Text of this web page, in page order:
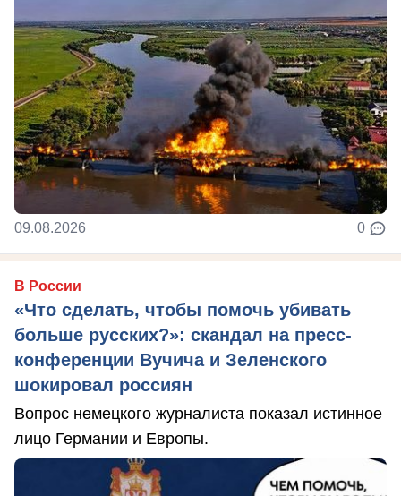
09.08.2026 0
В России
«Что сделать, чтобы помочь убивать
больше русских?»: скандал на пресс-
конференции Вучича и Зеленского
шокировал россиян
Вопрос немецкого журналиста показал истинное
лицо Германии и Европы.